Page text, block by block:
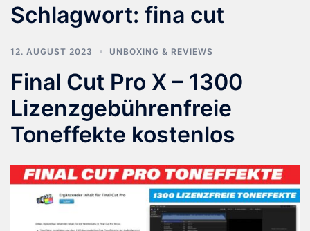
Schlagwort: fina cut
12. AUGUST 2023 UNBOXING & REVIEWS
Final Cut Pro X – 1300
Lizenzgebührenfreie
Toneffekte kostenlos